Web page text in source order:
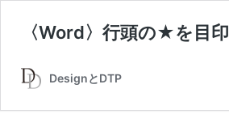
〈Word〉行頭の★を目
DesignとDTP